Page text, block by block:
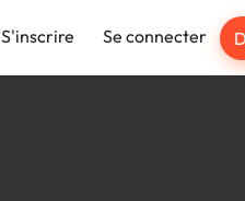
S'inscrire Se connecter